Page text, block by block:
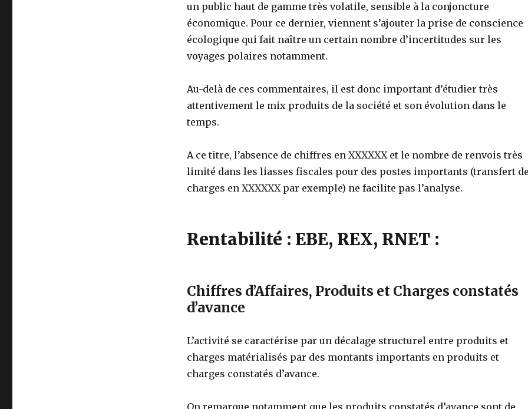
un public haut de gamme très volatile, sensible à la conjoncture
économique. Pour ce dernier, viennent s’ajouter la prise de conscience
écologique qui fait naître un certain nombre d’incertitudes sur les
voyages polaires notamment.
Au-delà de ces commentaires, il est donc important d’étudier très
attentivement le mix produits de la société et son évolution dans le
temps.
A ce titre, l’absence de chiffres en XXXXXX et le nombre de renvois très
limité dans les liasses fiscales pour des postes importants (transfert
charges en XXXXXX par exemple) ne facilite pas l’analyse.
Rentabilité : EBE, REX, RNET :
Chiffres d’Affaires, Produits et Charges constatés
d’avance
L’activité se caractérise par un décalage structurel entre produits et
charges matérialisés par des montants importants en produits et
charges constatés d’avance.
On remarque notamment que les produits constatés d’avance sont de